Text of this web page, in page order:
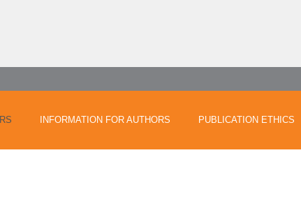
INFORMATION FOR AUTHORS PUBLICATION ETHICS